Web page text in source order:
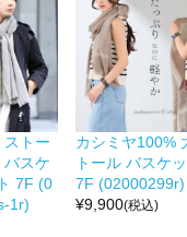
ストー
バスケ
7F (0
1r)
カシミヤ100%
トール バスケ
7F (02000299r)
¥9,900(税込)